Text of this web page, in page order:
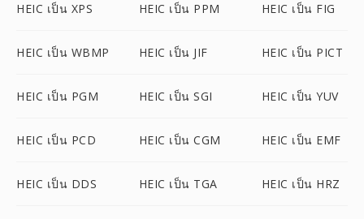
HEIC เป็น XPS HEIC เป็น PPM HEIC เป็น FIG
HEIC เป็น WBMP HEIC เป็น JIF HEIC เป็น PICT
HEIC เป็น PGM HEIC เป็น SGI HEIC เป็น YUV
HEIC เป็น PCD HEIC เป็น CGM HEIC เป็น EMF
HEIC เป็น DDS HEIC เป็น TGA HEIC เป็น HRZ